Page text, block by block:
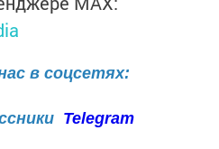
в соцсетях:
Telegram